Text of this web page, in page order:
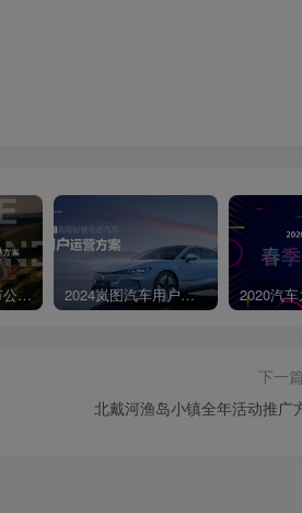
符合区域客观环境及大众触媒习惯，需包含传
及对资源的整合利用能力(1.传播规划能力：符
为机的案例评审内容：承接策略及方案内容，
根据产品、营销节点，策划经销商门店营销&
的相关方案，方案可执行，效果可衡量，可
新媒体传播等板块内容)评审内容：公司员工人
业年限5年及以上。长安汽车科技长安
AUTO智慧伙伴产品卷中国品牌持续推陈
长安汽车科技长安战略引领·系统变革·极致
江铃皮卡汽车上市公关传播策划案 2024岚图汽车用户运营方案
下一篇
北戴河渔岛小镇全年活动推广